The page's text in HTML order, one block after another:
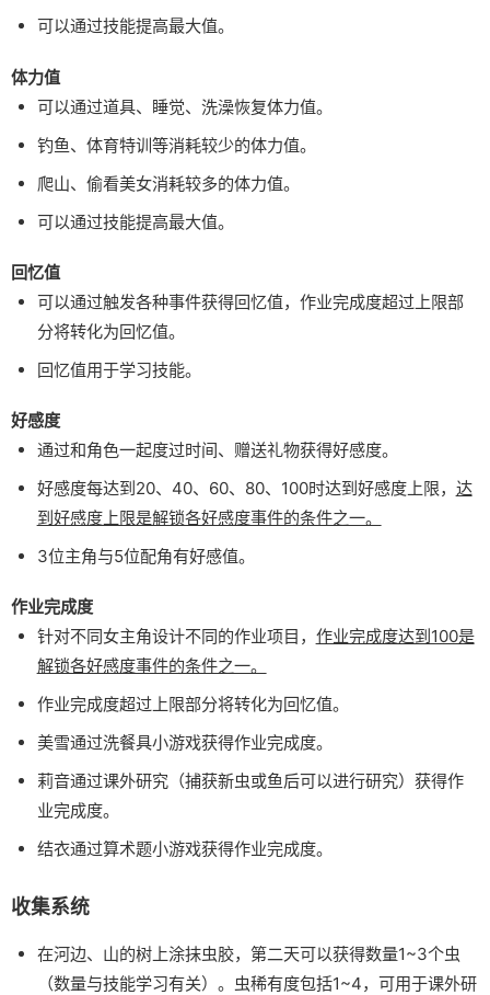
可以通过技能提高最大值。
体力值
可以通过道具、睡觉、洗澡恢复体力值。
钓鱼、体育特训等消耗较少的体力值。
爬山、偷看美女消耗较多的体力值。
可以通过技能提高最大值。
回忆值
可以通过触发各种事件获得回忆值，作业完成度超过上限部
分将转化为回忆值。
回忆值用于学习技能。
好感度
通过和角色一起度过时间、赠送礼物获得好感度。
好感度每达到20、40、60、80、100时达到好感度上限， 达
到好感度上限是解锁各好感度事件的条件之一。
3位主角与5位配角有好感值。
作业完成度
针对不同女主角设计不同的作业项目， 作业完成度达到100是
解锁各好感度事件的条件之一。
作业完成度超过上限部分将转化为回忆值。
美雪通过洗餐具小游戏获得作业完成度。
莉音通过课外研究（捕获新虫或鱼后可以进行研究）获得作
业完成度。
结衣通过算术题小游戏获得作业完成度。
收集系统
在河边、山的树上涂抹虫胶，第二天可以获得数量1~3个虫
（数量与技能学习有关）。虫稀有度包括1~4，可用于课外研